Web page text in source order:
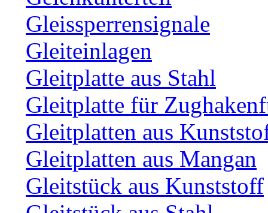
Gleissperrensignale
Gleiteinlagen
Gleitplatte aus Stahl
Gleitplatte für
Gleitplatten aus
Gleitplatten aus Mangan
Gleitstück aus Kunststoff